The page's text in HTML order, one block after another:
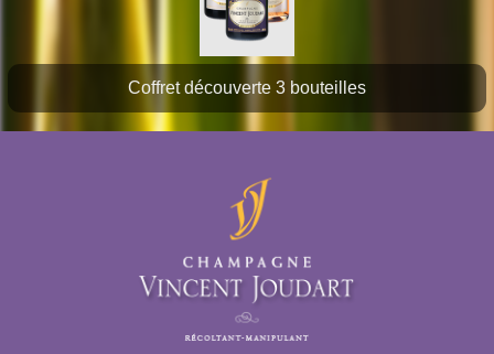
Coffret découverte 3 bouteilles